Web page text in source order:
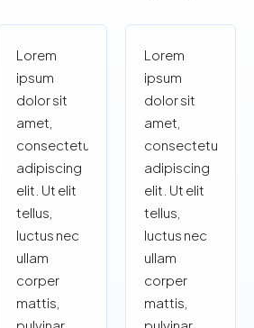
Lorem
ipsum
dolor sit
amet,
consectetur
adipiscing
elit. Ut elit
tellus,
luctus nec
ullam
corper
mattis,
Lorem
ipsum
dolor sit
amet,
consectetur
adipiscing
elit. Ut elit
tellus,
luctus nec
ullam
corper
mattis,